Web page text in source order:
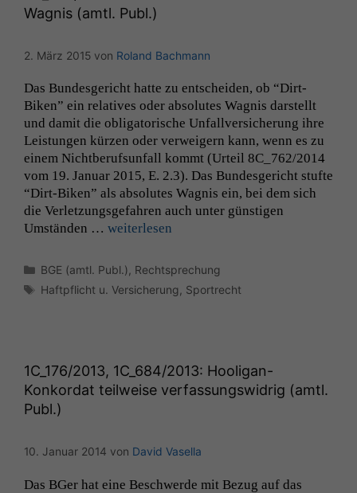
Wagnis (amtl. Publ.)
2. März 2015 von Roland Bachmann
Das Bun­des­gericht hat­te zu entschei­den, ob “Dirt-
Biken” ein rel­a­tives oder absolutes Wag­nis darstellt
und damit die oblig­a­torische Unfal­lver­sicherung ihre
Leis­tun­gen kürzen oder ver­weigern kann, wenn es zu
einem Nicht­beruf­sun­fall kommt (Urteil 8C_762/2014
vom 19. Jan­u­ar 2015, E. 2.3). Das Bun­des­gericht stufte
“Dirt-Biken” als absolutes Wag­nis ein, bei dem sich
die Ver­let­zungs­ge­fahren auch unter gün­sti­gen
Umstän­den … weit­er­lesen
Kategorien
BGE (amtl. Publ.) Rechtsprechung
Schlagwörter
Haftpflicht u. Versicherung Sportrecht
1C_176/2013, 1C_684/2013: Hooligan-
Konkordat teilweise verfassungswidrig (amtl.
Publ.)
10. Januar 2014 von David Vasella
Das BGer hat eine Beschw­erde mit Bezug auf das